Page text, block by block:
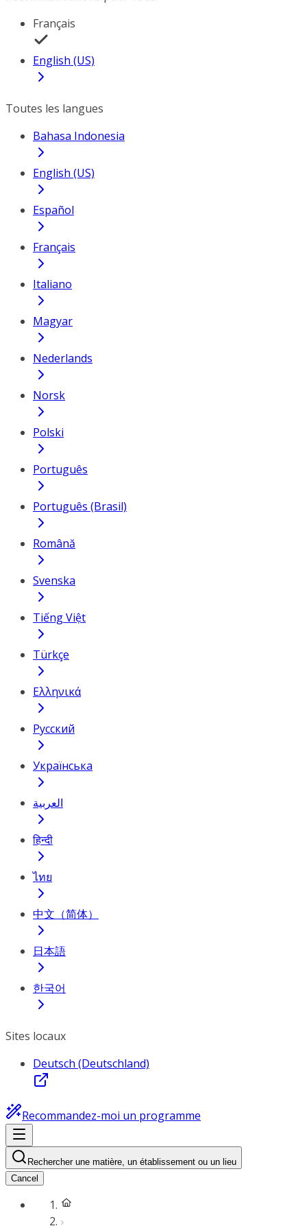
Français
English (US)
Toutes les langues
Bahasa Indonesia
English (US)
Español
Français
Italiano
Magyar
Nederlands
Norsk
Polski
Português
Português (Brasil)
Română
Svenska
Tiếng Việt
Türkçe
Ελληνικά
Русский
Українська
العربية
हिन्दी
ไทย
中文（简体）
日本語
한국어
Sites locaux
Deutsch (Deutschland)
Recommandez-moi un programme
Rechercher une matière, un établissement ou un lieu
Cancel